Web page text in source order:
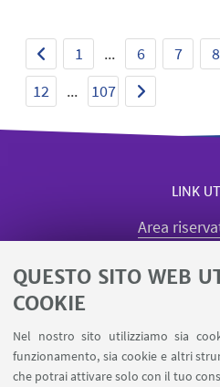
QUESTO SITO WEB
COOKIE
Nel nostro sito utilizziamo sia
funzionamento, sia cookie e altri
che potrai attivare solo con il tuo
1 ... 6 7 8
12
... 107
LINK
Area
Quadro
Prenotazione sale
Prenotazione Spazi